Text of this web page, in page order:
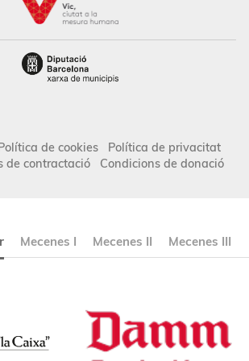
de cookies
Política de privacitat
de contractació
Condicions de donació
Mecenes I Mecenes II Mecenes III